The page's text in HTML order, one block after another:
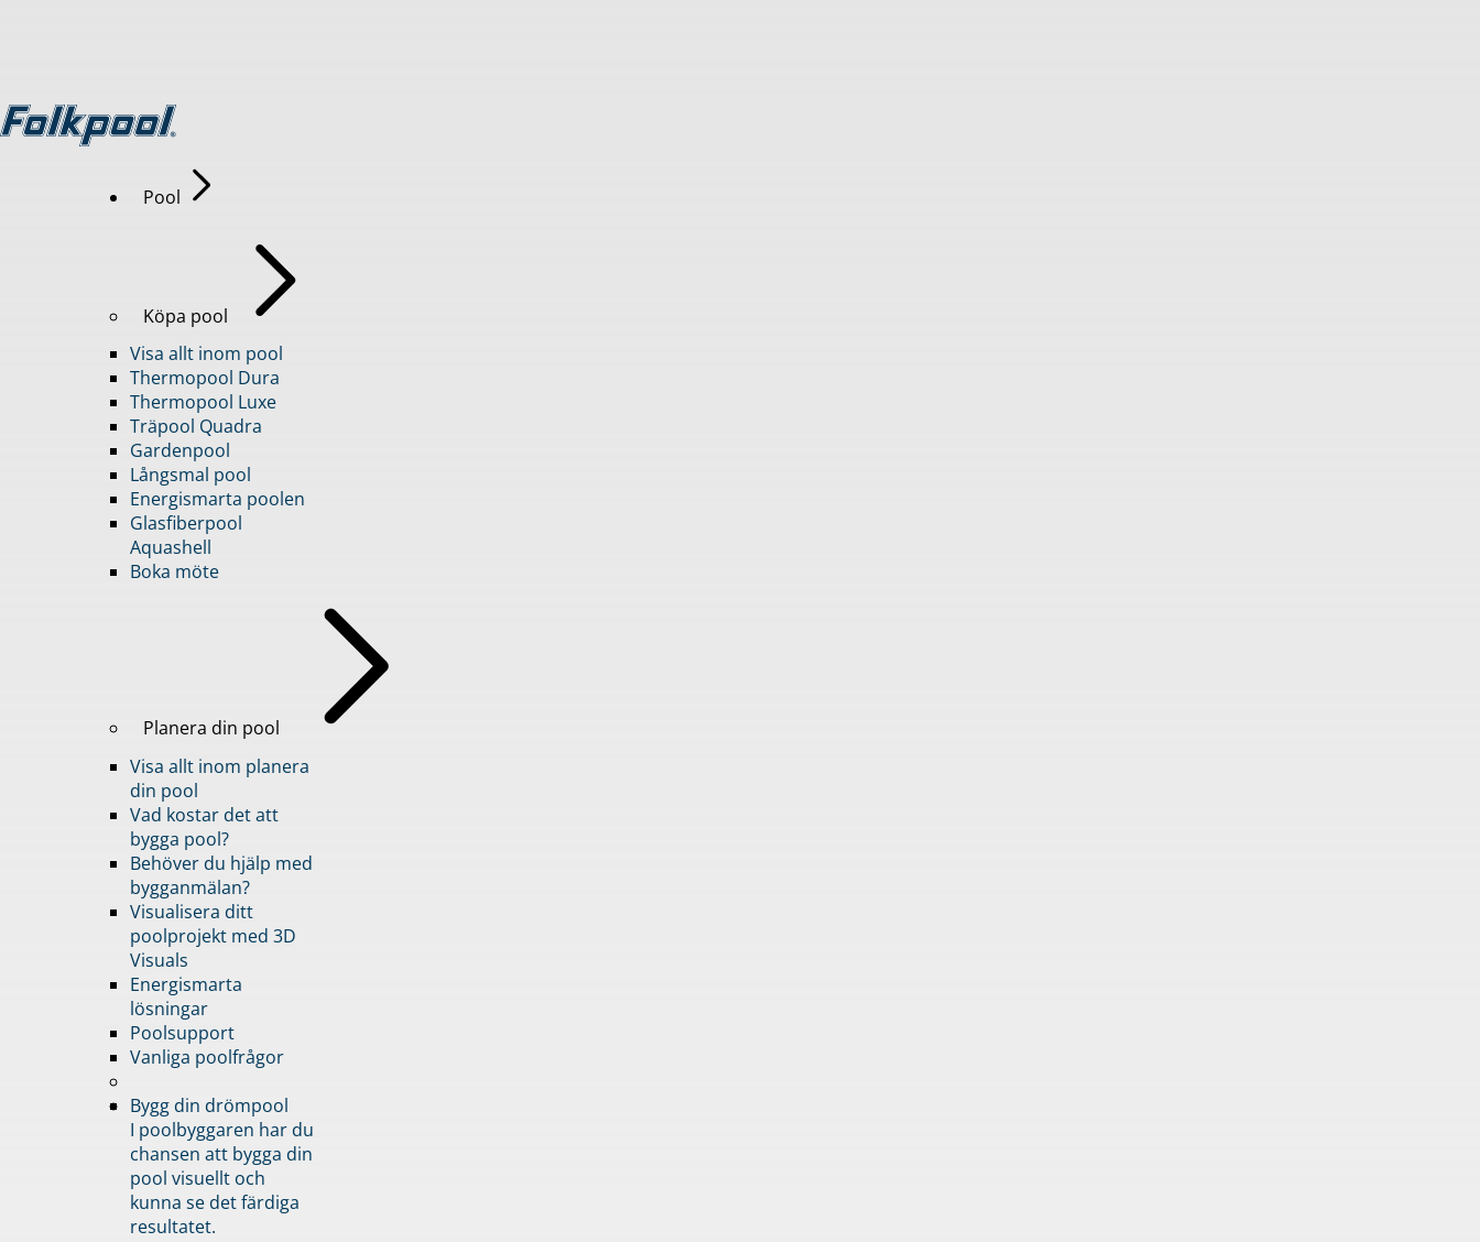
Pool
Köpa pool
Visa allt inom pool
Thermopool Dura
Thermopool Luxe
Träpool Quadra
Gardenpool
Långsmal pool
Energismarta poolen
Glasfiberpool
Aquashell
Boka möte
Planera din pool
Visa allt inom planera
din pool
Vad kostar det att
bygga pool?
Behöver du hjälp med
bygganmälan?
Visualisera ditt
poolprojekt med 3D
Visuals
Energismarta
lösningar
Poolsupport
Vanliga poolfrågor
Bygg din drömpool
I poolbyggaren har du
chansen att bygga din
pool visuellt och
kunna se det färdiga
resultatet.